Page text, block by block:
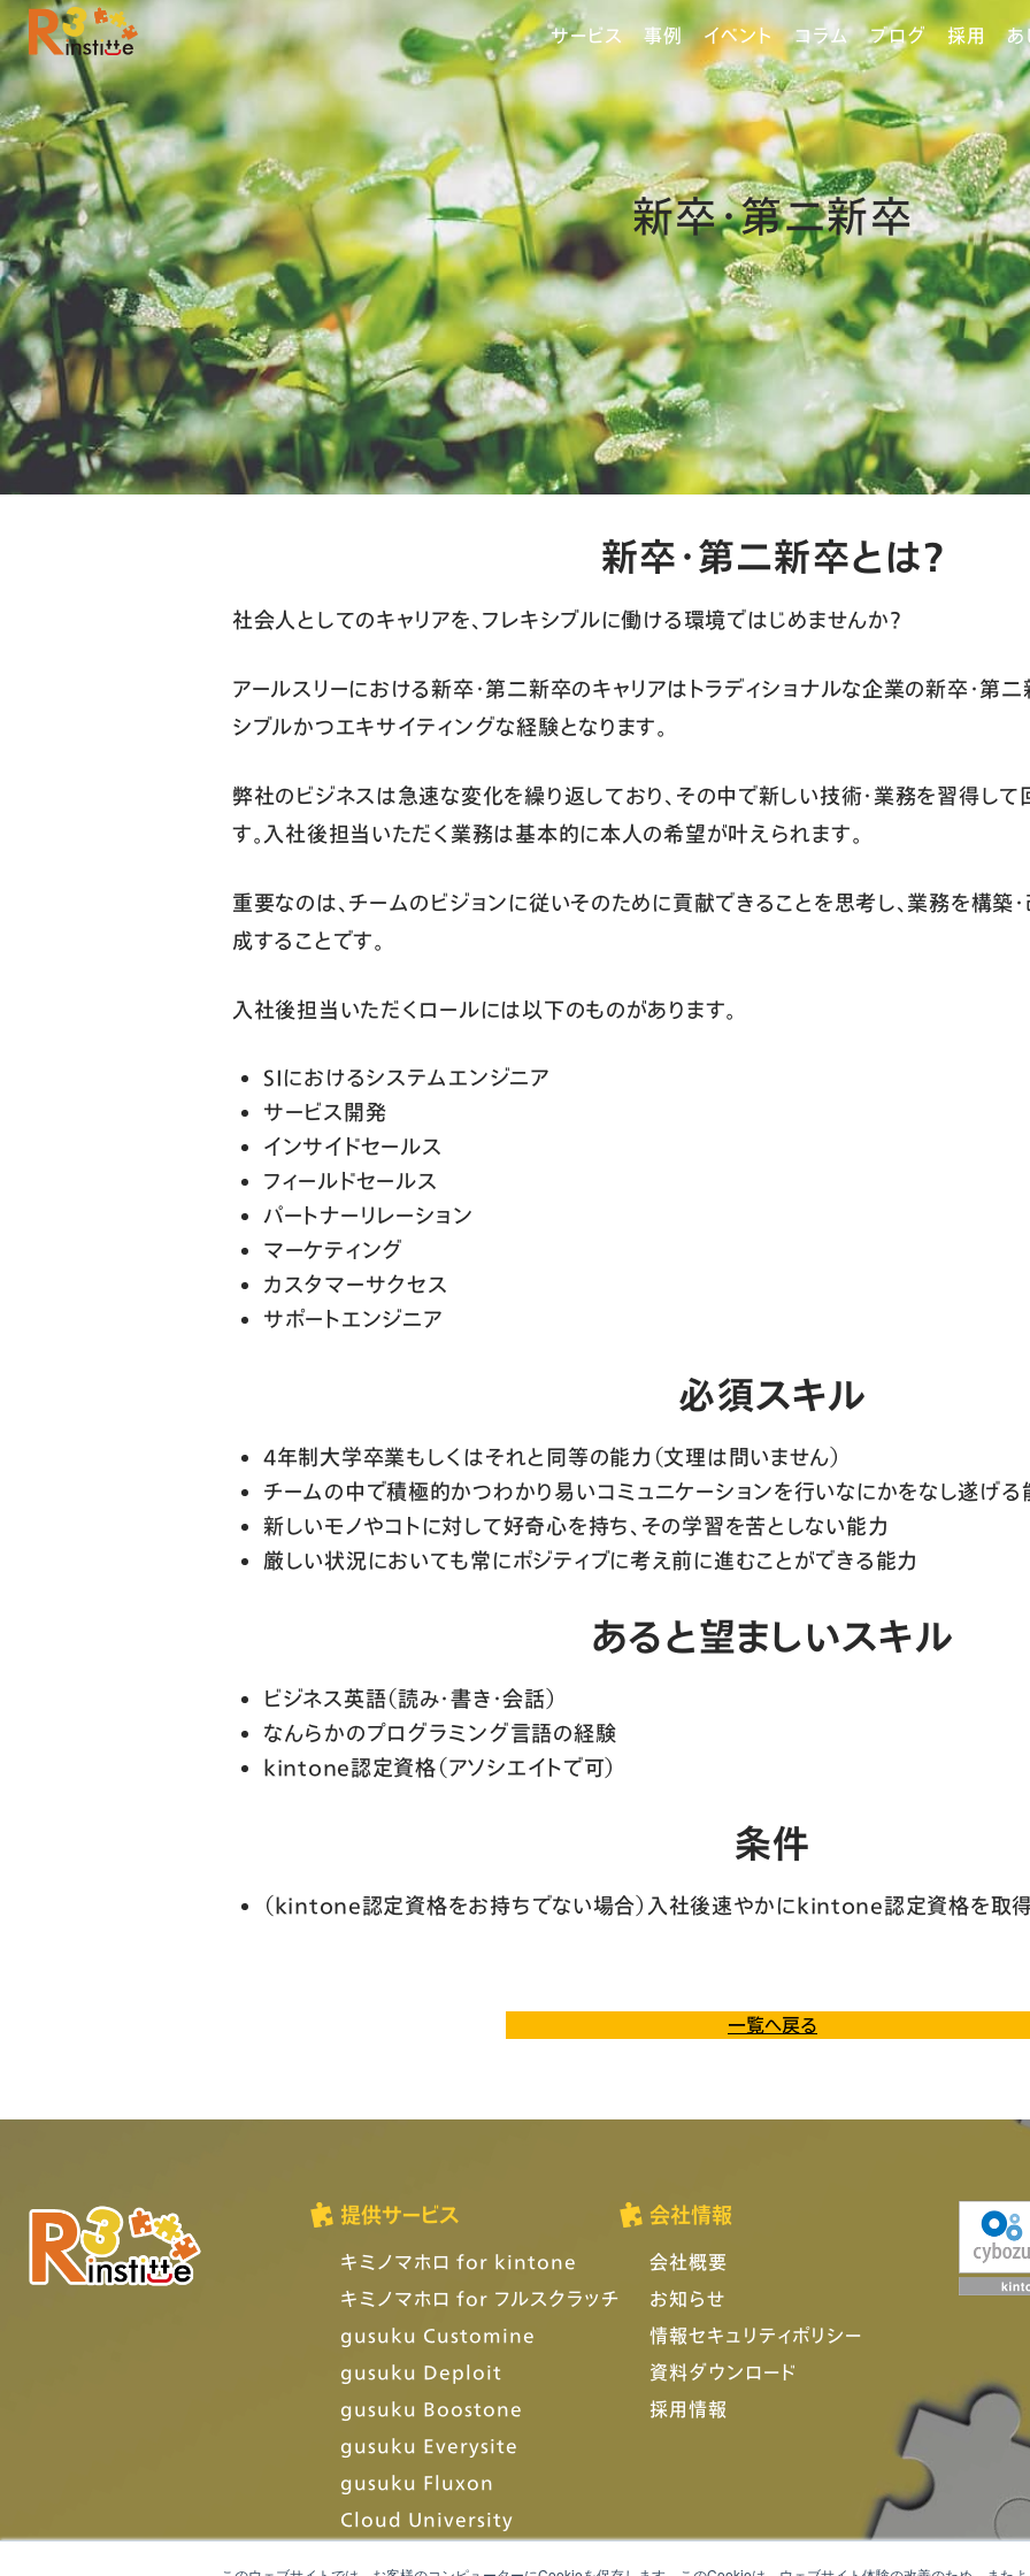
サービス 事例 イベント コラム ブログ 採用 あ
新卒・第二新卒
新卒・第二新卒とは？
社会人としてのキャリアを、フレキシブルに働ける環境ではじめませんか？
アールスリーにおける新卒・第二新卒のキャリアはトラディショナルな企業の新卒・第
シブルかつエキサイティングな経験となります。
弊社のビジネスは急速な変化を繰り返しており、その中で新しい技術・業務を習得し
す。入社後担当いただく業務は基本的に本人の希望が叶えられます。
重要なのは、チームのビジョンに従いそのために貢献できることを思考し、業務を構築
成することです。
入社後担当いただくロールには以下のものがあります。
SIにおけるシステムエンジニア
サービス開発
インサイドセールス
フィールドセールス
パートナーリレーション
マーケティング
カスタマーサクセス
サポートエンジニア
必須スキル
４年制大学卒業もしくはそれと同等の能力（文理は問いません）
チームの中で積極的かつわかり易いコミュニケーションを行いなにかをなし遂げる
新しいモノやコトに対して好奇心を持ち、その学習を苦としない能力
厳しい状況においても常にポジティブに考え前に進むことができる能力
あると望ましいスキル
ビジネス英語（読み・書き・会話）
なんらかのプログラミング言語の経験
kintone認定資格（アソシエイトで可）
条件
（kintone認定資格をお持ちでない場合）入社後速やかにkintone認定資格を取
一覧へ戻る
提供サービス
キミノマホロ for kintone
キミノマホロ for フルスクラッチ
gusuku Customine
gusuku Deploit
gusuku Boostone
gusuku Everysite
gusuku Fluxon
Cloud University
会社情報
会社概要
お知らせ
情報セキュリティポリシー
資料ダウンロード
採用情報